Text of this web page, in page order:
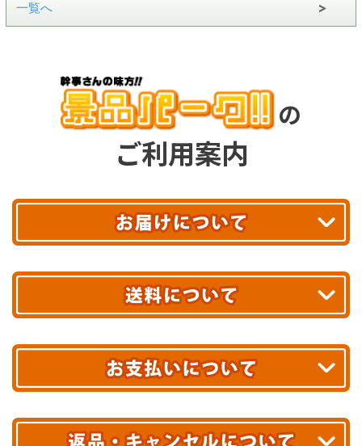
一覧へ
の
ご利用案内
最短翌日お届け!
あす着エリアが対象です。
エリアやお届け日の確認はこちら▶
※ 配送業者による配送遅延が生じる可能性がございます。
※ 沖縄・離島はお届けできません。
送料無料!
10,000円未満 全国一律1,100円(税込)
配送業者
クレジットカード